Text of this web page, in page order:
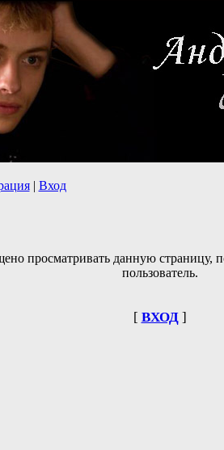
| Вход
просматривать данную страницу,
пользователь.
[ ВХОД]